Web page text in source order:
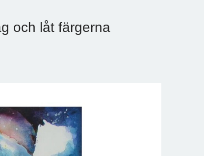
och låt färgerna